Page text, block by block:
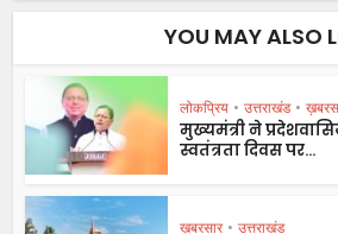
YOU MAY ALSO
लोकप्रिय • उत्तराखंड •
मुख्यमंत्री ने
स्वतंत्रता दिवस पर...
ख़बरसार • उत्तराखंड